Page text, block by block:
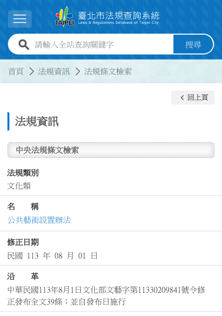
展開選單
全站查詢關鍵字欄位 搜尋
首頁 法規資訊 法規條文檢索
法規資訊
keyboard_arrow_left 回上頁
中央法規條文檢索
法規類別
文化類
名 稱
公共藝術設置辦法
修正日期
民國 113 年 08 月 01 日
沿 革
中華民國113年8月1日文化部文藝字第11330209841號令修
正發布全文39條；並自發布日施行